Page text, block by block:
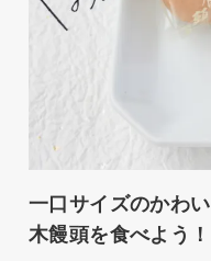
一口サイズのかわ
木饅頭を食べよう！